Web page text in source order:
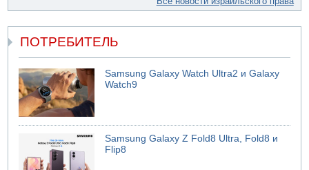
ПОТРЕБИТЕЛЬ
Samsung Galaxy Watch Ultra2 и Galaxy
Watch9
Samsung Galaxy Z Fold8 Ultra, Fold8 и
Flip8